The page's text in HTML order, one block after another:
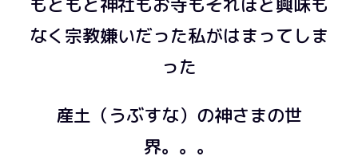
なく宗教嫌いだった私がはまってしま
った
産土（うぶすな）の神さまの世
界。。。